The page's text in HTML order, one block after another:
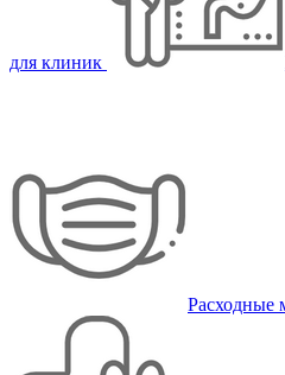
для клиник
Расходные